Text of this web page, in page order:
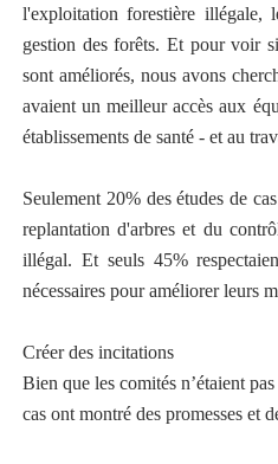
l'exploitation forestière illégale,
gestion des forêts. Et pour voir
sont améliorés, nous avons
avaient un meilleur accès aux
établissements de santé - et au
Seulement 20% des études de
replantation d'arbres et du
illégal. Et seuls 45%
nécessaires pour améliorer leurs
Créer des incitations
Bien que les comités n’étaient
cas ont montré des promesses et